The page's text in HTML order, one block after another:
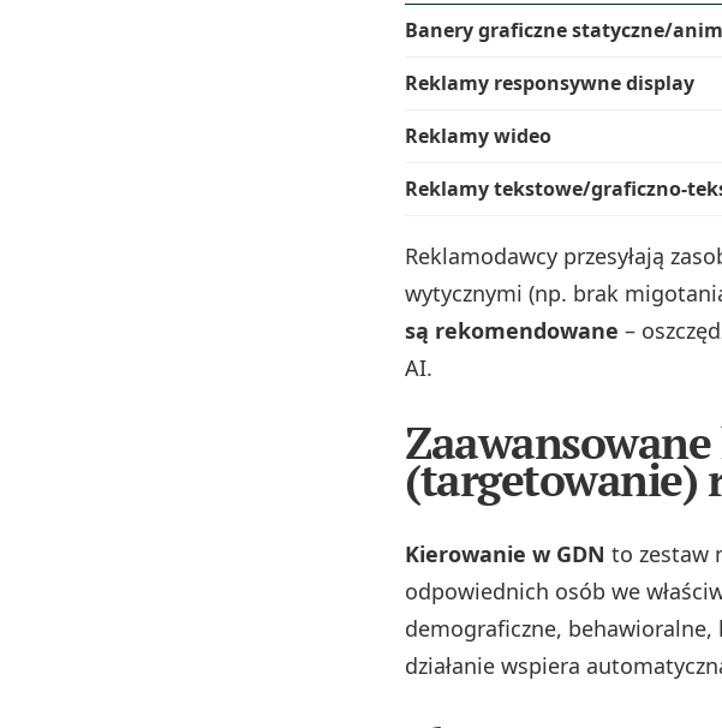
Banery graficzne statyczne/
Reklamy responsywne display
Reklamy wideo
Reklamy tekstowe/graficzno-
Reklamodawcy przesyłają
wytycznymi (np. brak
są rekomendowane –
AI.
(targetowanie)
Kierowanie w GDN to zestaw
odpowiednich osób we
demograficzne,
działanie wspiera